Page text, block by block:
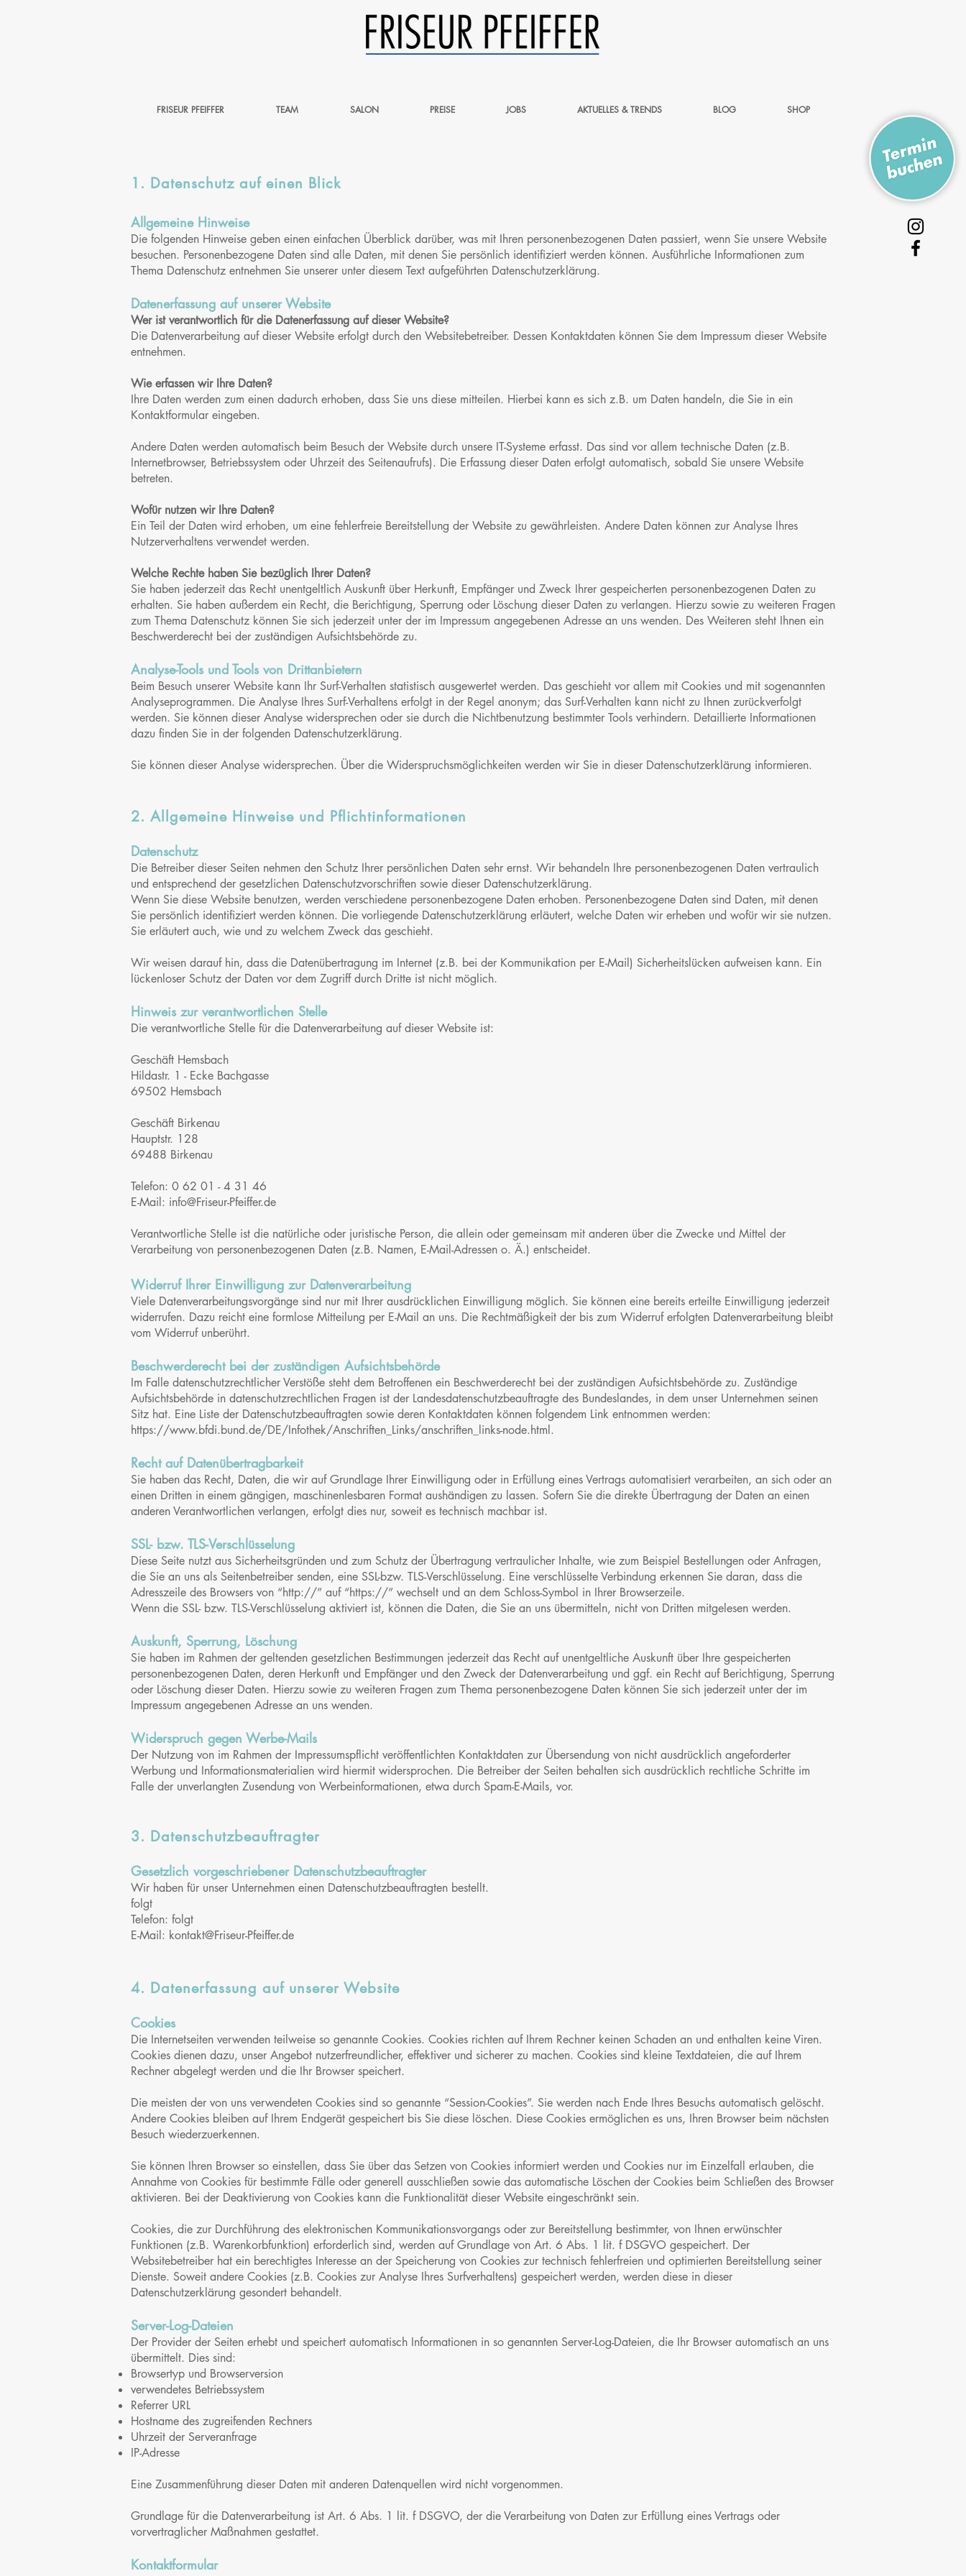
FRISEUR PFEIFFER TEAM SALON PREISE JOBS AKTUELLES & TRENDS BLOG SHOP
1. Datenschutz auf einen Blick
Allgemeine Hinweise
Die folgenden Hinweise geben einen einfachen Überblick darüber, was mit Ihren personenbezogenen Daten passiert, wenn Sie unsere Website
besuchen. Personenbezogene Daten sind alle Daten, mit denen Sie persönlich identifiziert werden können. Ausführliche Informationen zum
Thema Datenschutz entnehmen Sie unserer unter diesem Text aufgeführten Datenschutzerklärung.
Datenerfassung auf unserer Website
Wer ist verantwortlich für die Datenerfassung auf dieser Website?
Die Datenverarbeitung auf dieser Website erfolgt durch den Websitebetreiber. Dessen Kontaktdaten können Sie dem Impressum dieser Website
entnehmen.
Wie erfassen wir Ihre Daten?
Ihre Daten werden zum einen dadurch erhoben, dass Sie uns diese mitteilen. Hierbei kann es sich z.B. um Daten handeln, die Sie in ein
Kontaktformular eingeben.
Andere Daten werden automatisch beim Besuch der Website durch unsere IT-Systeme erfasst. Das sind vor allem technische Daten (z.B.
Internetbrowser, Betriebssystem oder Uhrzeit des Seitenaufrufs). Die Erfassung dieser Daten erfolgt automatisch, sobald Sie unsere Website
betreten.
Wofür nutzen wir Ihre Daten?
Ein Teil der Daten wird erhoben, um eine fehlerfreie Bereitstellung der Website zu gewährleisten. Andere Daten können zur Analyse Ihres
Nutzerverhaltens verwendet werden.
Welche Rechte haben Sie bezüglich Ihrer Daten?
Sie haben jederzeit das Recht unentgeltlich Auskunft über Herkunft, Empfänger und Zweck Ihrer gespeicherten personenbezogenen Daten zu
erhalten. Sie haben außerdem ein Recht, die Berichtigung, Sperrung oder Löschung dieser Daten zu verlangen. Hierzu sowie zu weiteren Fragen
zum Thema Datenschutz können Sie sich jederzeit unter der im Impressum angegebenen Adresse an uns wenden. Des Weiteren steht Ihnen ein
Beschwerderecht bei der zuständigen Aufsichtsbehörde zu.
Analyse-Tools und Tools von Drittanbietern
Beim Besuch unserer Website kann Ihr Surf-Verhalten statistisch ausgewertet werden. Das geschieht vor allem mit Cookies und mit sogenannten
Analyseprogrammen. Die Analyse Ihres Surf-Verhaltens erfolgt in der Regel anonym; das Surf-Verhalten kann nicht zu Ihnen zurückverfolgt
werden. Sie können dieser Analyse widersprechen oder sie durch die Nichtbenutzung bestimmter Tools verhindern. Detaillierte Informationen
dazu finden Sie in der folgenden Datenschutzerklärung.
Sie können dieser Analyse widersprechen. Über die Widerspruchsmöglichkeiten werden wir Sie in dieser Datenschutzerklärung informieren.
2. Allgemeine Hinweise und Pflichtinformationen
Datenschutz
Die Betreiber dieser Seiten nehmen den Schutz Ihrer persönlichen Daten sehr ernst. Wir behandeln Ihre personenbezogenen Daten vertraulich
und entsprechend der gesetzlichen Datenschutzvorschriften sowie dieser Datenschutzerklärung.
Wenn Sie diese Website benutzen, werden verschiedene personenbezogene Daten erhoben. Personenbezogene Daten sind Daten, mit denen
Sie persönlich identifiziert werden können. Die vorliegende Datenschutzerklärung erläutert, welche Daten wir erheben und wofür wir sie nutzen.
Sie erläutert auch, wie und zu welchem Zweck das geschieht.
Wir weisen darauf hin, dass die Datenübertragung im Internet (z.B. bei der Kommunikation per E-Mail) Sicherheitslücken aufweisen kann. Ein
lückenloser Schutz der Daten vor dem Zugriff durch Dritte ist nicht möglich.
Hinweis zur verantwortlichen Stelle
Die verantwortliche Stelle für die Datenverarbeitung auf dieser Website ist:
Geschäft Hemsbach
Hildastr. 1 - Ecke Bachgasse
69502 Hemsbach
Geschäft Birkenau
Hauptstr. 128
69488 Birkenau
Telefon: 0 62 01 - 4 31 46
E-Mail: info@Friseur-Pfeiffer.de
Verantwortliche Stelle ist die natürliche oder juristische Person, die allein oder gemeinsam mit anderen über die Zwecke und Mittel der
Verarbeitung von personenbezogenen Daten (z.B. Namen, E-Mail-Adressen o. Ä.) entscheidet.
Widerruf Ihrer Einwilligung zur Datenverarbeitung
Viele Datenverarbeitungsvorgänge sind nur mit Ihrer ausdrücklichen Einwilligung möglich. Sie können eine bereits erteilte Einwilligung jederzeit
widerrufen. Dazu reicht eine formlose Mitteilung per E-Mail an uns. Die Rechtmäßigkeit der bis zum Widerruf erfolgten Datenverarbeitung bleibt
vom Widerruf unberührt.
Beschwerderecht bei der zuständigen Aufsichtsbehörde
Im Falle datenschutzrechtlicher Verstöße steht dem Betroffenen ein Beschwerderecht bei der zuständigen Aufsichtsbehörde zu. Zuständige
Aufsichtsbehörde in datenschutzrechtlichen Fragen ist der Landesdatenschutzbeauftragte des Bundeslandes, in dem unser Unternehmen seinen
Sitz hat. Eine Liste der Datenschutzbeauftragten sowie deren Kontaktdaten können folgendem Link entnommen werden:
https://www.bfdi.bund.de/DE/Infothek/Anschriften_Links/anschriften_links-node.html .
Recht auf Datenübertragbarkeit
Sie haben das Recht, Daten, die wir auf Grundlage Ihrer Einwilligung oder in Erfüllung eines Vertrags automatisiert verarbeiten, an sich oder an
einen Dritten in einem gängigen, maschinenlesbaren Format aushändigen zu lassen. Sofern Sie die direkte Übertragung der Daten an einen
anderen Verantwortlichen verlangen, erfolgt dies nur, soweit es technisch machbar ist.
SSL- bzw. TLS-Verschlüsselung
Diese Seite nutzt aus Sicherheitsgründen und zum Schutz der Übertragung vertraulicher Inhalte, wie zum Beispiel Bestellungen oder Anfragen,
die Sie an uns als Seitenbetreiber senden, eine SSL-bzw. TLS-Verschlüsselung. Eine verschlüsselte Verbindung erkennen Sie daran, dass die
Adresszeile des Browsers von “http://” auf “https://” wechselt und an dem Schloss-Symbol in Ihrer Browserzeile.
Wenn die SSL- bzw. TLS-Verschlüsselung aktiviert ist, können die Daten, die Sie an uns übermitteln, nicht von Dritten mitgelesen werden.
Auskunft, Sperrung, Löschung
Sie haben im Rahmen der geltenden gesetzlichen Bestimmungen jederzeit das Recht auf unentgeltliche Auskunft über Ihre gespeicherten
personenbezogenen Daten, deren Herkunft und Empfänger und den Zweck der Datenverarbeitung und ggf. ein Recht auf Berichtigung, Sperrung
oder Löschung dieser Daten. Hierzu sowie zu weiteren Fragen zum Thema personenbezogene Daten können Sie sich jederzeit unter der im
Impressum angegebenen Adresse an uns wenden.
Widerspruch gegen Werbe-Mails
Der Nutzung von im Rahmen der Impressumspflicht veröffentlichten Kontaktdaten zur Übersendung von nicht ausdrücklich angeforderter
Werbung und Informationsmaterialien wird hiermit widersprochen. Die Betreiber der Seiten behalten sich ausdrücklich rechtliche Schritte im
Falle der unverlangten Zusendung von Werbeinformationen, etwa durch Spam-E-Mails, vor.
3. Datenschutzbeauftragter
Gesetzlich vorgeschriebener Datenschutzbeauftragter
Wir haben für unser Unternehmen einen Datenschutzbeauftragten bestellt.
folgt
Telefon: folgt
E-Mail: kontakt@Friseur-Pfeiffer.de
4. Datenerfassung auf unserer Website
Cookies
Die Internetseiten verwenden teilweise so genannte Cookies. Cookies richten auf Ihrem Rechner keinen Schaden an und enthalten keine Viren.
Cookies dienen dazu, unser Angebot nutzerfreundlicher, effektiver und sicherer zu machen. Cookies sind kleine Textdateien, die auf Ihrem
Rechner abgelegt werden und die Ihr Browser speichert.
Die meisten der von uns verwendeten Cookies sind so genannte “Session-Cookies”. Sie werden nach Ende Ihres Besuchs automatisch gelöscht.
Andere Cookies bleiben auf Ihrem Endgerät gespeichert bis Sie diese löschen. Diese Cookies ermöglichen es uns, Ihren Browser beim nächsten
Besuch wiederzuerkennen.
Sie können Ihren Browser so einstellen, dass Sie über das Setzen von Cookies informiert werden und Cookies nur im Einzelfall erlauben, die
Annahme von Cookies für bestimmte Fälle oder generell ausschließen sowie das automatische Löschen der Cookies beim Schließen des Browser
aktivieren. Bei der Deaktivierung von Cookies kann die Funktionalität dieser Website eingeschränkt sein.
Cookies, die zur Durchführung des elektronischen Kommunikationsvorgangs oder zur Bereitstellung bestimmter, von Ihnen erwünschter
Funktionen (z.B. Warenkorbfunktion) erforderlich sind, werden auf Grundlage von Art. 6 Abs. 1 lit. f DSGVO gespeichert. Der
Websitebetreiber hat ein berechtigtes Interesse an der Speicherung von Cookies zur technisch fehlerfreien und optimierten Bereitstellung seiner
Dienste. Soweit andere Cookies (z.B. Cookies zur Analyse Ihres Surfverhaltens) gespeichert werden, werden diese in dieser
Datenschutzerklärung gesondert behandelt.
Server-Log-Dateien
Der Provider der Seiten erhebt und speichert automatisch Informationen in so genannten Server-Log-Dateien, die Ihr Browser automatisch an uns
übermittelt. Dies sind:
Browsertyp und Browserversion
verwendetes Betriebssystem
Referrer URL
Hostname des zugreifenden Rechners
Uhrzeit der Serveranfrage
IP-Adresse
Eine Zusammenführung dieser Daten mit anderen Datenquellen wird nicht vorgenommen.
Grundlage für die Datenverarbeitung ist Art. 6 Abs. 1 lit. f DSGVO, der die Verarbeitung von Daten zur Erfüllung eines Vertrags oder
vorvertraglicher Maßnahmen gestattet.
Kontaktformular